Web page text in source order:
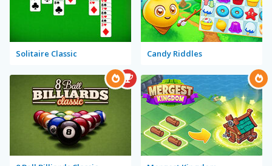
Solitaire Classic Candy Riddles